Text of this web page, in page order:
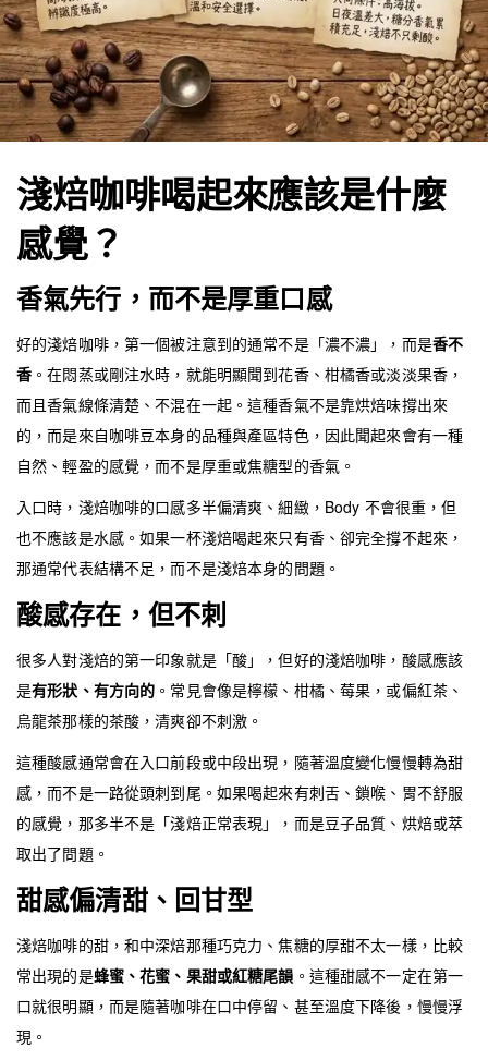
淺焙咖啡喝起來應該是什麼
感覺？
香氣先行，而不是厚重口感
好的淺焙咖啡，第一個被注意到的通常不是「濃不濃」，而是香不
香 。在悶蒸或剛注水時，就能明顯聞到花香、柑橘香或淡淡果香，
而且香氣線條清楚、不混在一起。這種香氣不是靠烘焙味撐出來
的，而是來自咖啡豆本身的品種與產區特色，因此聞起來會有一種
自然、輕盈的感覺，而不是厚重或焦糖型的香氣。
入口時，淺焙咖啡的口感多半偏清爽、細緻，Body 不會很重，但
也不應該是水感。如果一杯淺焙喝起來只有香、卻完全撐不起來，
那通常代表結構不足，而不是淺焙本身的問題。
酸感存在，但不刺
很多人對淺焙的第一印象就是「酸」，但好的淺焙咖啡，酸感應該
是有形狀、有方向的 。常見會像是檸檬、柑橘、莓果，或偏紅茶、
烏龍茶那樣的茶酸，清爽卻不刺激。
這種酸感通常會在入口前段或中段出現，隨著溫度變化慢慢轉為甜
感，而不是一路從頭刺到尾。如果喝起來有刺舌、鎖喉、胃不舒服
的感覺，那多半不是「淺焙正常表現」，而是豆子品質、烘焙或萃
取出了問題。
甜感偏清甜、回甘型
淺焙咖啡的甜，和中深焙那種巧克力、焦糖的厚甜不太一樣，比較
常出現的是蜂蜜、花蜜、果甜或紅糖尾韻 。這種甜感不一定在第一
口就很明顯，而是隨著咖啡在口中停留、甚至溫度下降後，慢慢浮
現。